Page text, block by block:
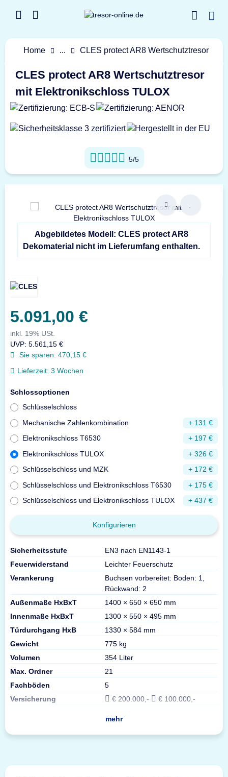
Home ... CLES protect AR8 Wertschutztresor
CLES protect AR8 Wertschutztresor
mit Elektronikschloss TULOX
5/5
Abgebildetes Modell: CLES protect AR8
Dekomaterial nicht im Lieferumfang enthalten.
5.091,00 €
inkl. 19% USt.
UVP: 5.561,15 €
Sie sparen: 470,15 €
Lieferzeit: 3 Wochen
Schlossoptionen
Schlüsselschloss
Mechanische Zahlenkombination
+ 131 €
Elektronikschloss T6530
+ 197 €
Elektronikschloss TULOX
+ 326 €
Schlüsselschloss und MZK
+ 172 €
Schlüsselschloss und Elektronikschloss T6530
+ 175 €
Schlüsselschloss und Elektronikschloss TULOX
+ 437 €
Konfigurieren
Sicherheitsstufe
EN3 nach EN1143-1
Feuerwiderstand
Leichter Feuerschutz
Verankerung
Buchsen vorbereitet: Boden: 1,
Rückwand: 2
Außenmaße HxBxT
1400 × 650 × 650 mm
Innenmaße HxBxT
1300 × 550 × 495 mm
Türdurchgang HxB
1330 × 584 mm
Gewicht
775 kg
Volumen
354 Liter
Max. Ordner
21
Fachböden
5
Versicherung
€ 200.000,- € 100.000,-
mehr